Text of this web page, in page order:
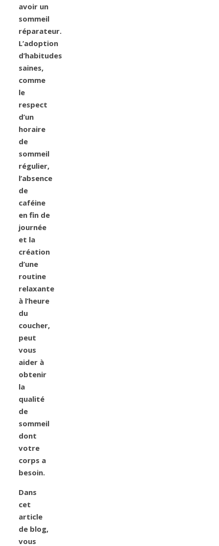
avoir un
sommeil
réparateur.
L’adoption
d’habitudes
saines,
comme
le
respect
d’un
horaire
de
sommeil
régulier,
l’absence
de
caféine
en fin de
journée
et la
création
d’une
routine
relaxante
à l’heure
du
coucher,
peut
vous
aider à
obtenir
la
qualité
de
sommeil
dont
votre
corps a
besoin.
Dans
cet
article
de blog,
vous